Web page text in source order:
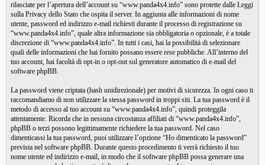
rilasciate per l’apertura dell’account su “www.panda4x4.info” sono protette dalle Leggi
sulla Privacy dello Stato che ospita il server. In aggiunta alle informazioni di nome
utente, password ed indirizzo e-mail richiesti durante il processo di registrazione su
“www.panda4x4.info”, quale altra informazione sia obbligatoria o opzionale, è a totale
discrezione di “www.panda4x4.info”. In tutti i casi, hai la possibilità di selezionare
quali delle informazioni che hai fornito possano essere rese pubbliche. All’interno del
tuo account, hai facoltà di opt-in o opt-out sul generatore automatico di e-mail del
software phpBB.
La password viene criptata (hash unidirezionale) per motivi di sicurezza. In ogni caso ti
raccomandiamo di non utilizzare la stessa password in troppi siti. La tua password è il
metodo di accesso al tuo account su “www.panda4x4.info”, quindi proteggila
attentamente. Ricorda che in nessuna circostanza affiliati di “www.panda4x4.info”,
phpBB o terzi possono legittimamente richiedere la tua password. Nel caso
dimenticassi la tua password, puoi utilizzare l’opzione “Ho dimenticato la password”
prevista nel software phpBB. Durante questo procedimento ti verrà richiesto il tuo
nome utente ed indirizzo e-mail, in modo che il software phpBB possa generare una